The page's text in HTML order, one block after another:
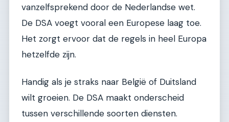
vanzelfsprekend door de Nederlandse wet.
De DSA voegt vooral een Europese laag toe.
Het zorgt ervoor dat de regels in heel Europa
hetzelfde zijn.
Handig als je straks naar België of Duitsland
wilt groeien. De DSA maakt onderscheid
tussen verschillende soorten diensten.